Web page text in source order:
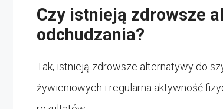
Czy istnieją zdrowsze
odchudzania?
Tak, istnieją zdrowsze alternatywy do
żywieniowych i regularna aktywność